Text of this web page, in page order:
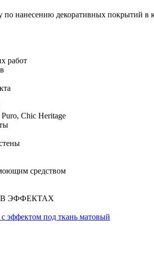
по нанесению декоративных
работ
Chic Heritage
средством
ЭФФЕКТАХ
эффектом под ткань матовый